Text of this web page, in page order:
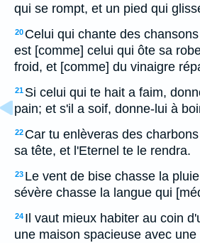
qui se rompt, et un pied qui
20 Celui qui chante des
est [comme] celui qui ôte sa
froid, et [comme] du vinaigre
21 Si celui qui te hait a faim,
pain; et s'il a soif, donne-lui à
22 Car tu enlèveras des
sa tête, et l'Eternel te le rendra.
23 Le vent de bise chasse la
sévère chasse la langue qui
24 Il vaut mieux habiter au coin
une maison spacieuse avec une